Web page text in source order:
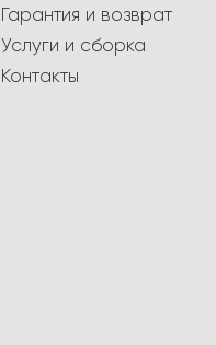
Гарантия и возврат
Услуги и сборка
Контакты